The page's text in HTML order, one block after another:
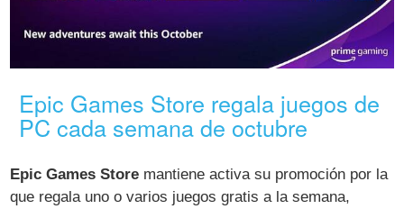
Epic Games Store regala juegos de
PC cada semana de octubre
Epic Games Store mantiene activa su promoción por la
que regala uno o varios juegos gratis a la semana,